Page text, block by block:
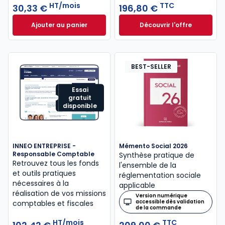
30,33 € HT/mois
Ajouter au panierMémentis Professions libérales à 30,33 €
196,80 € TTC
Découvrir l'offreL'appel expert à
Dès
Essai
gratuit
disponible
INNEO ENTREPRISE -
Responsable Comptable
Retrouvez tous les fonds
et outils pratiques
nécessaires à la
réalisation de vos missions
comptables et fiscales
HT/mois
BEST-SELLER
Mémento Social 2026
Synthèse pratique de
l'ensemble de la
réglementation sociale
applicable
Version numérique
accessible dès validation
de la commande
TTC